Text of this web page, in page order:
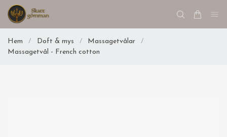
Hem / Doft & mys / Massagetvålar
/
Massagetvål - French cotton